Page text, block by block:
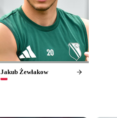
Jakub Żewłakow